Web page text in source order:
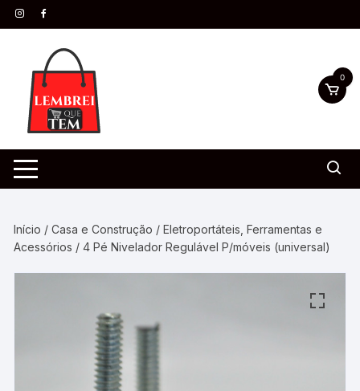
0
Início /Casa e Construção /Eletroportáteis, Ferramentas e
Acessórios / 4 Pé Nivelador Regulável P/móveis (universal)